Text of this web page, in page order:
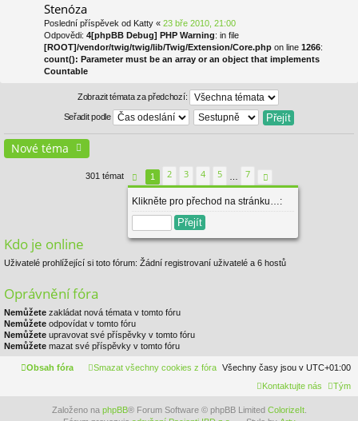
Stenóza
Poslední příspěvek od Katty « 23 bře 2010, 21:00
Odpovědi: 4[phpBB Debug] PHP Warning: in file
[ROOT]/vendor/twig/twig/lib/Twig/Extension/Core.php on line 1266:
count(): Parameter must be an array or an object that implements
Countable
Zobrazit témata za předchozí:
Seřadit podle
Nové téma
301 témat
Stránka1z7
Klikněte pro přechod na stránku…:
1 2 3 4 5
7
Další
Kdo je online
Uživatelé prohlížející si toto fórum: Žádní registrovaní uživatelé a 6 hostů
Oprávnění fóra
Nemůžete zakládat nová témata v tomto fóru
Nemůžete odpovídat v tomto fóru
Nemůžete upravovat své příspěvky v tomto fóru
Nemůžete mazat své příspěvky v tomto fóru
Obsah fóra Všechny časy jsou v UTC+01:00
Smazat všechny cookies z fóra
Tým
Kontaktujte nás
Založeno na phpBB® Forum Software © phpBB Limited ColorizeIt.